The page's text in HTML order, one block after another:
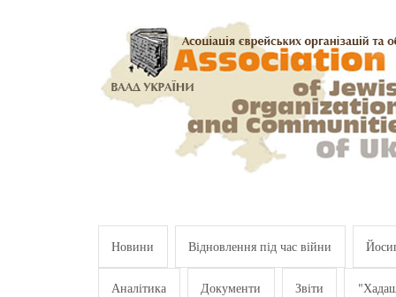
Новини Відновлення під час війни
Аналітика Документи Звіти